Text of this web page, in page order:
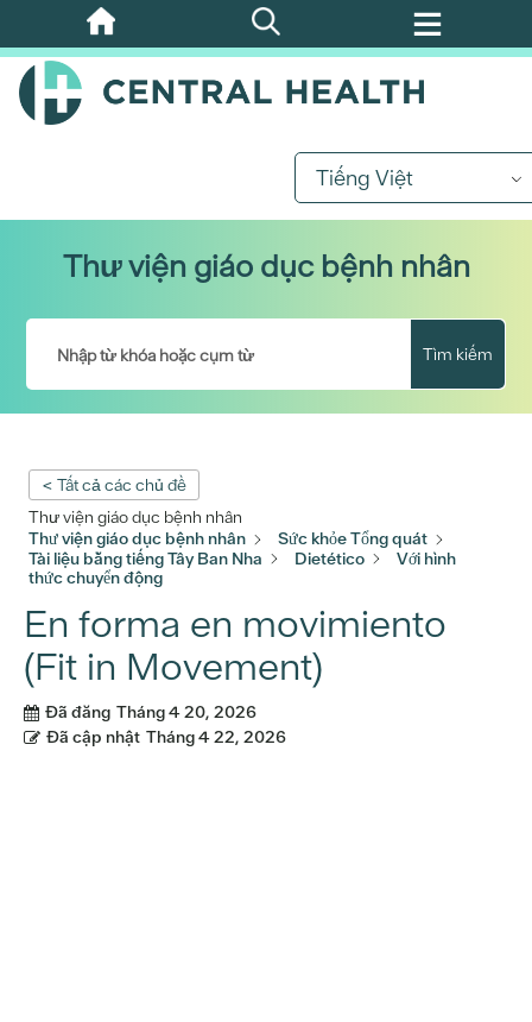
Bỏ
qua
nội
Tiếng Việt
Thư viện giáo dục bệnh nhân
Tìm kiếm
< Tất cả các chủ đề
Thư viện giáo dục bệnh nhân
Thư viện giáo dục bệnh nhân
Sức khỏe Tổng quát
Tài liệu bằng tiếng Tây Ban Nha
Dietético
Với hình
thức chuyển động
En forma en movimiento
(Fit in Movement)
Đã đăng Tháng 4 20, 2026
Đã cập nhật Tháng 4 22, 2026